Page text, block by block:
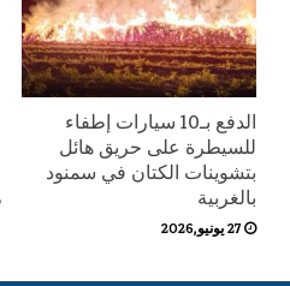
الدفع بـ10 سيارات إطفاء
للسيطرة على حريق هائل
بتشوينات الكتان في سمنود
بالغربية
27 يونيو,2026